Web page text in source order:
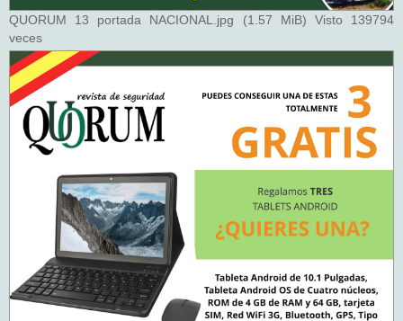
QUORUM 13 portada NACIONAL.jpg (1.57 MiB) Visto 139794
veces